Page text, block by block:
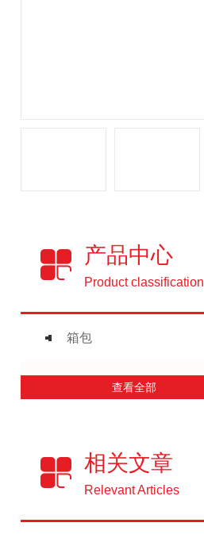
产品中心
Product classification
箱包
查看全部
相关文章
Relevant Articles